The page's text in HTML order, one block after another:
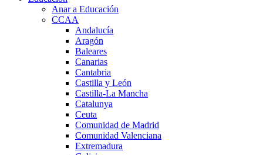
Anar a Educación
CCAA
Andalucía
Aragón
Baleares
Canarias
Cantabria
Castilla y León
Castilla-La Mancha
Catalunya
Ceuta
Comunidad de Madrid
Comunidad Valenciana
Extremadura